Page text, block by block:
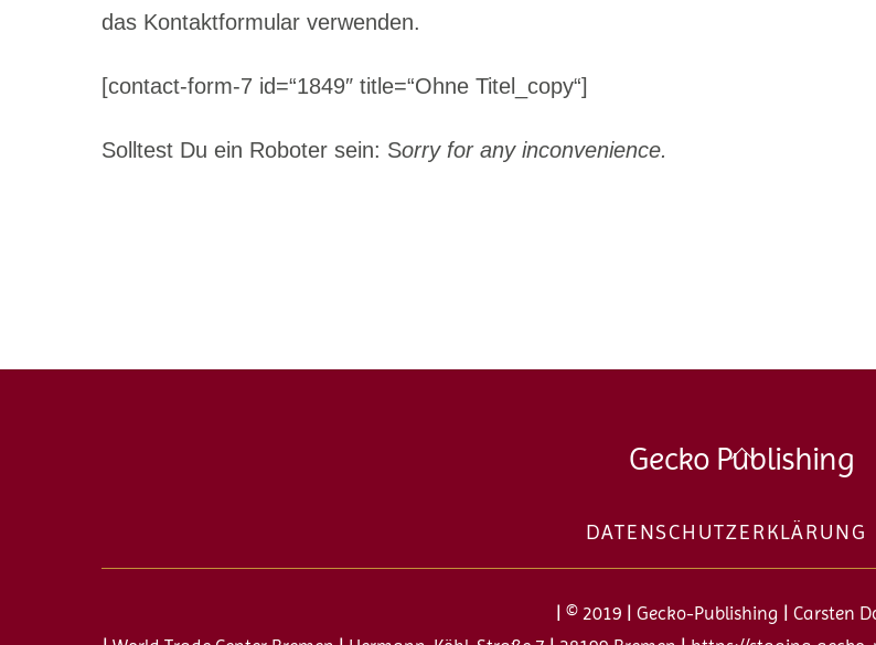
das Kontaktformular verwenden.
[contact-form-7 id=“1849″ title=“Ohne Titel_copy“]
Solltest Du ein Roboter sein: Sorry for any inconvenience.
Back
Top
Gecko Publishing
DATENSCHUTZERKLÄRUNG
| © 2019 | Gecko-Publishing | Carsten